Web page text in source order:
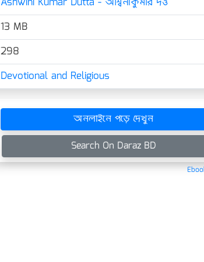
13 MB
298
Devotional and Religious
অনলাইনে পড়ে দেখুন
Search On Daraz BD